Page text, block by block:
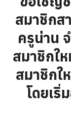
สมาชิก
ครูน่าน
สมาชิกใ
สมาชิกใ
โดยเริ่